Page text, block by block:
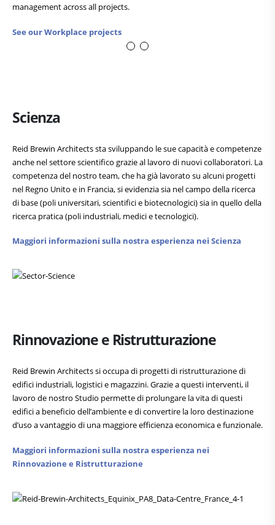
management across all projects.
See our Workplace projects
Scienza
Reid Brewin Architects sta sviluppando le sue capacità e competenze
anche nel settore scientifico grazie al lavoro di nuovi collaboratori. La
competenza del nostro team, che ha già lavorato su alcuni progetti
nel Regno Unito e in Francia, si evidenzia sia nel campo della ricerca
di base (poli universitari, scientifici e biotecnologici) sia in quello della
ricerca pratica (poli industriali, medici e tecnologici).
Maggiori informazioni sulla nostra esperienza nei Scienza
Rinnovazione e Ristrutturazione
Reid Brewin Architects si occupa di progetti di ristrutturazione di
edifici industriali, logistici e magazzini. Grazie a questi interventi, il
lavoro de nostro Studio permette di prolungare la vita di questi
edifici a beneficio dell’ambiente e di convertire la loro destinazione
d’uso a vantaggio di una maggiore efficienza economica e funzionale.
Maggiori informazioni sulla nostra esperienza nei
Rinnovazione e Ristrutturazione